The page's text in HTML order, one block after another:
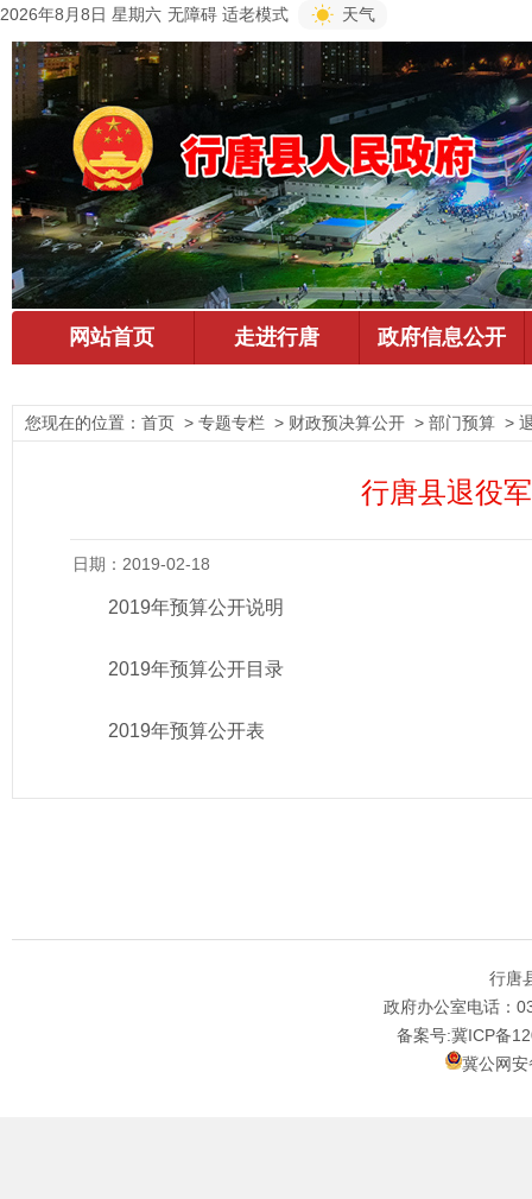
2026年8月8日 星期六 无障碍 适老模式 天气
您现在的位置： 首页 > 专题专栏 > 财政预决算公开 > 部门预算 >
行唐县退役
日期：2019-02-18
2019年预算公开说明
2019年预算公开目录
2019年预算公开表